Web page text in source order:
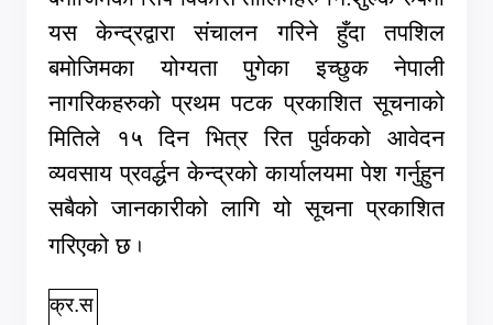
यस केन्द्रद्वारा संचालन गरिने हुँदा तपशिल
बमोजिमका योग्यता पुगेका इच्छुक नेपाली
नागरिकहरुको प्रथम पटक प्रकाशित सूचनाको
मितिले १५ दिन भित्र रित पुर्वकको आवेदन
व्यवसाय प्रवर्द्धन केन्द्रको कार्यालयमा पेश गर्नुहुन
सबैको जानकारीको लागि यो सूचना प्रकाशित
गरिएको छ .
क्र.स